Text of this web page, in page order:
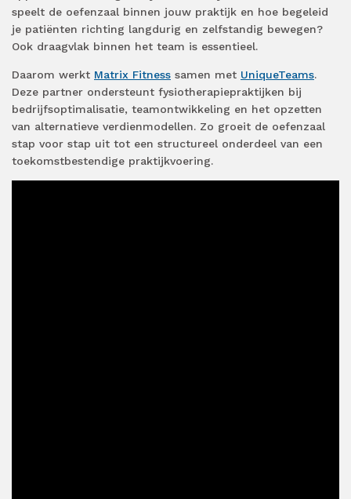
speelt de oefenzaal binnen jouw praktijk en hoe begeleid
je patiënten richting langdurig en zelfstandig bewegen?
Ook draagvlak binnen het team is essentieel.
Daarom werkt Matrix Fitness samen met UniqueTeams.
Deze partner ondersteunt fysiotherapiepraktijken bij
bedrijfsoptimalisatie, teamontwikkeling en het opzetten
van alternatieve verdienmodellen. Zo groeit de oefenzaal
stap voor stap uit tot een structureel onderdeel van een
toekomstbestendige praktijkvoering.